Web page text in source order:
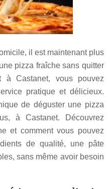
il est maintenant plus
pizza fraîche sans quitter
à Castanet, vous pouvez
pratique et délicieux.
de déguster une pizza
à Castanet. Découvrez
et comment vous pouvez
de qualité, une pâte
sans même avoir besoin